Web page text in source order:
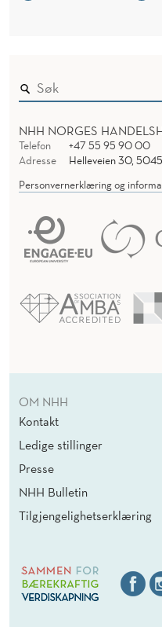
NHH NORGES
Telefon
+47 55 95 90 00
Adresse
Helleveien 30,
Personvernerklæring og
OM NHH
Kontakt
Ledige stillinger
Presse
NHH Bulletin
Tilgjengelighetserklæring